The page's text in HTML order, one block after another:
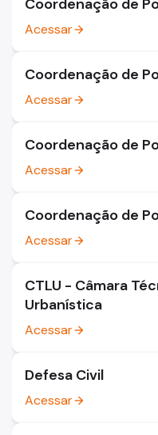
Coordenação de
Acessararrow_forward
Coordenação de
Acessararrow_forward
Coordenação de
Acessararrow_forward
Coordenação de
Acessararrow_forward
CTLU - Câmara
Urbanística
Acessararrow_forward
Defesa Civil
Acessararrow_forward